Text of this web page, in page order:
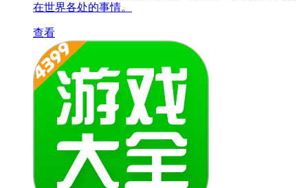
在世界各处的事情。
查看